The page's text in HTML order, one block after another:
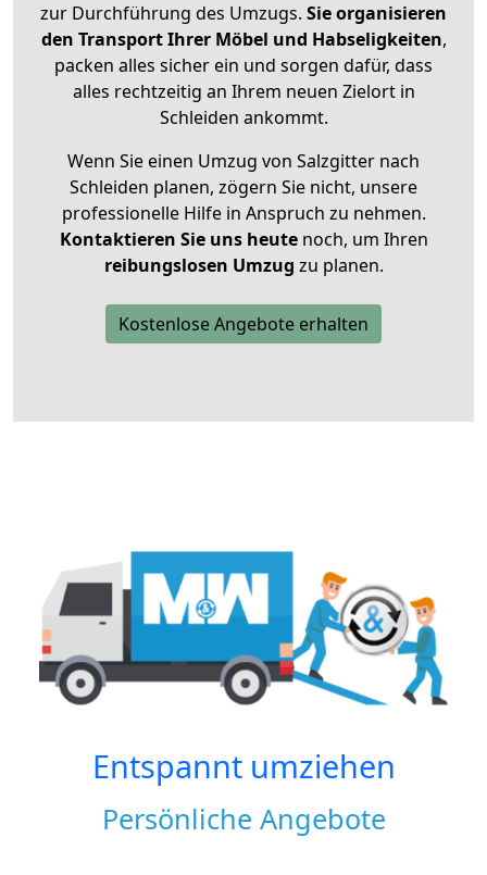
zur Durchführung des Umzugs. Sie organisieren
den Transport Ihrer Möbel und Habseligkeiten,
packen alles sicher ein und sorgen dafür, dass
alles rechtzeitig an Ihrem neuen Zielort in
Schleiden ankommt.
Wenn Sie einen Umzug von Salzgitter nach
Schleiden planen, zögern Sie nicht, unsere
professionelle Hilfe in Anspruch zu nehmen.
Kontaktieren Sie uns heutenoch, um Ihren
reibungslosen Umzug zu planen.
Kostenlose Angebote erhalten
Entspannt umziehen
Persönliche Angebote